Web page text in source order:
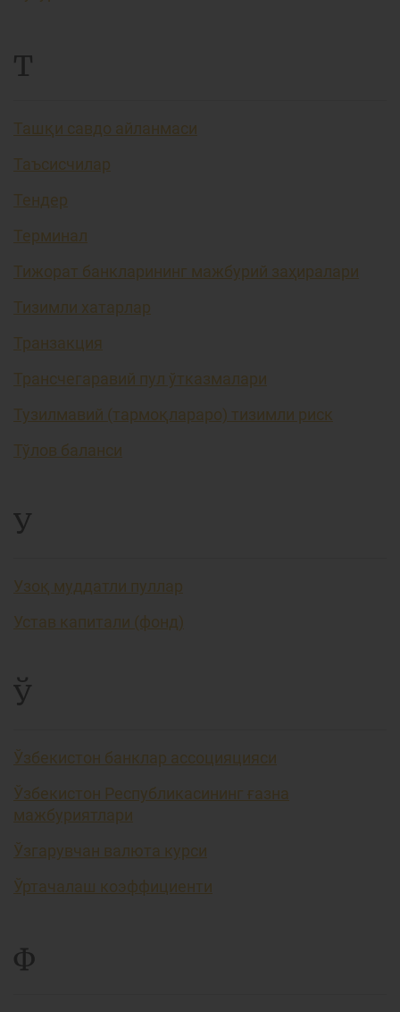
Т
Ташқи савдо айланмаси
Таъсисчилар
Тендер
Терминал
Тижорат банкларининг мажбурий заҳиралари
Тизимли хатарлар
Транзакция
Трансчегаравий пул ўтказмалари
Тузилмавий (тармоқлараро) тизимли риск
Тўлов баланси
У
Узоқ муддатли пуллар
Устав капитали (фонд)
Ў
Ўзбекистон банклар ассоцияцияси
Ўзбекистон Республикасининг ғазна
мажбуриятлари
Ўзгарувчан валюта курси
Ўртачалаш коэффициенти
Ф